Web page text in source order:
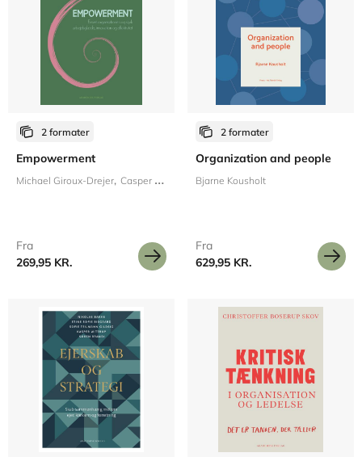
2 formater
Empowerment
Michael Giroux-Drejer Casper Viderup
Fra
269,95 KR.
2 formater
Organization and people
Bjarne Kousholt
Fra
629,95 KR.